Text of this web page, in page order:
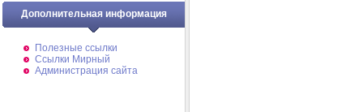
Дополнительная информация
Полезные ссылки
Ссылки Мирный
Администрация сайта